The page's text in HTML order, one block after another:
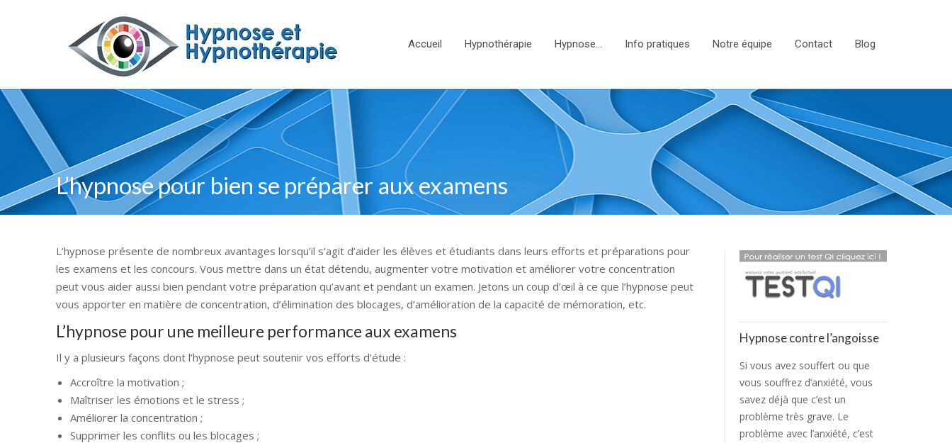
Accueil Hypnothérapie Hypnose… Info pratiques Notre équipe Contact Blog
L’hypnose pour bien se préparer aux examens
L’hypnose présente de nombreux avantages lorsqu’il s’agit d’aider les élèves et étudiants dans leurs efforts et préparations pour
les examens et les concours. Vous mettre dans un état détendu, augmenter votre motivation et améliorer votre concentration
peut vous aider aussi bien pendant votre préparation qu’avant et pendant un examen. Jetons un coup d’œil à ce que l’hypnose peut
vous apporter en matière de concentration, d’élimination des blocages, d’amélioration de la capacité de mémoration, etc.
L’hypnose pour une meilleure performance aux examens
Il y a plusieurs façons dont l’hypnose peut soutenir vos efforts d’étude :
Accroître la motivation ;
Maîtriser les émotions et le stress ;
Améliorer la concentration ;
Supprimer les conflits ou les blocages ;
Hypnose contre l’angoisse
Si vous avez souffert ou que
vous souffrez d’anxiété, vous
savez déjà que c’est un
problème très grave. Le
problème avec l’anxiété, c’est